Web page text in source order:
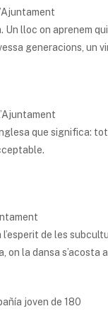
lloc on aprenem
generacions, un
que significa:
de les
on la dansa s’acosta
joven de 180